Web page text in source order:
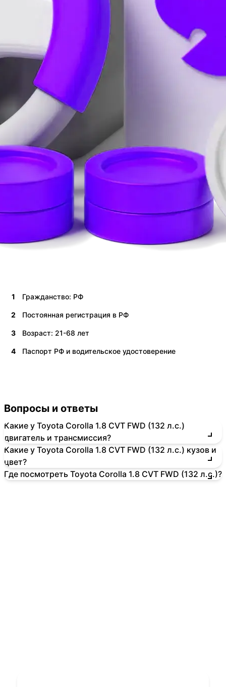
1 Гражданство: РФ
2 Постоянная регистрация в РФ
3 Возраст: 21-68 лет
4 Паспорт РФ и водительское удостоверение
Вопросы и ответы
Какие у Toyota Corolla 1.8 CVT FWD (132 л.с.)
двигатель и трансмиссия?
Какие у Toyota Corolla 1.8 CVT FWD (132 л.с.) кузов и
цвет?
Где посмотреть Toyota Corolla 1.8 CVT FWD (132 л.с.)?